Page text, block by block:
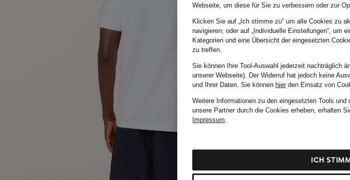
Webseite, um diese für Sie zu verbessern oder zur
Klicken Sie auf „Ich stimme zu“ um alle Cookies zu
navigieren; oder auf „Individuelle Einstellungen“, um
Kategorien und eine Übersicht der eingesetzten
zu treffen.
Sie können Ihre Tool-Auswahl jederzeit nachträglich
unserer Webseite). Der Widerruf hat jedoch keine
und Ihrer Daten. Sie können hierden Einsatz von
Weitere Informationen zu den eingesetzten Tools und
unsere Partner durch die Cookies erheben, erhalten
Impressum.
ICH